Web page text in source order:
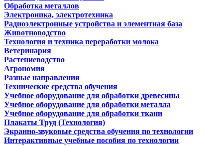
Обработка металлов
Электроника, электротехника
Радиоэлектронные устройства и элементная база
Животноводство
Технология и техника переработки молока
Ветеринария
Растениеводство
Агрономия
Разные направления
Технические средства обучения
Учебное оборудование для обработки древесины
Учебное оборудование для обработки металла
Учебное оборудование для обработки ткани
Плакаты Труд (Технология)
Экранно-звуковые средства обучения по технологии
Интерактивные учебные пособия по технологии